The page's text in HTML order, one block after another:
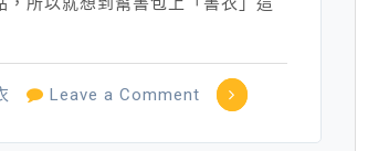
Leave a Comment on